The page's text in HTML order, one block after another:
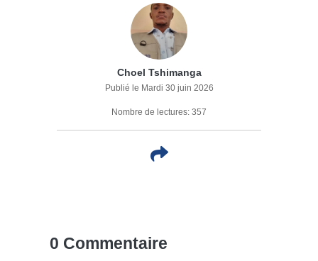
Choel Tshimanga
Publié le Mardi 30 juin 2026
Nombre de lectures: 357
0 Commentaire